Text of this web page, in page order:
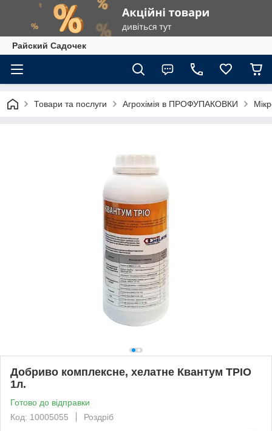
Райский Садочек
Товари та послуги Агрохімія в ПРОФУПАКОВКИ
Добриво комплексне, хелатне Квантум ТРІО
1л.
Готово до відправки
Код: 10005055
Роздріб